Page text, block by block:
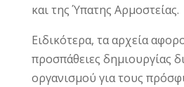
και της Ύπατης Αρμοστείας.
Ειδικότερα, τα αρχεία
προσπάθειες δημιουργίας
οργανισμού για τους